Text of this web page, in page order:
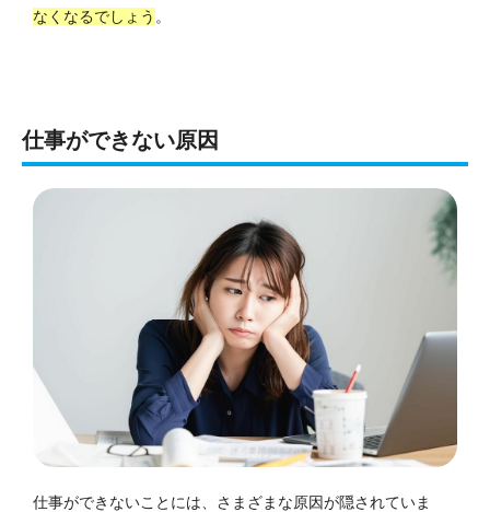
なくなるでしょう 。
仕事ができない原因
仕事ができないことには、さまざまな原因が隠されていま